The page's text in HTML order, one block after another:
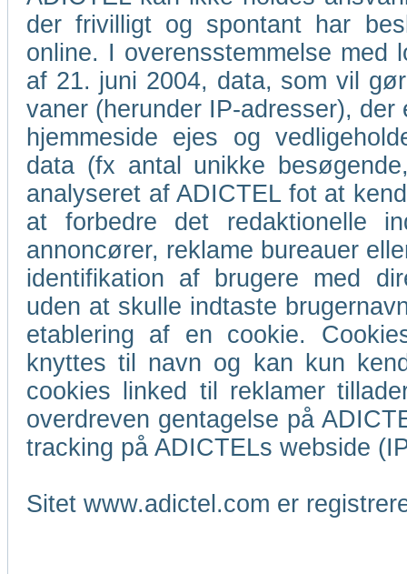
der frivilligt og spontant har
online. I overensstemmelse med
af 21. juni 2004, data, som vil
vaner (herunder IP-adresser),
hjemmeside ejes og
data (fx antal unikke
analyseret af ADICTEL fot at
at forbedre det redaktionelle
annoncører, reklame bureauer
identifikation af brugere med
uden at skulle indtaste
etablering af en cookie.
knyttes til navn og kan kun
cookies linked til reklamer
overdreven gentagelse på
tracking på ADICTELs webside
Sitet www.adictel.com er